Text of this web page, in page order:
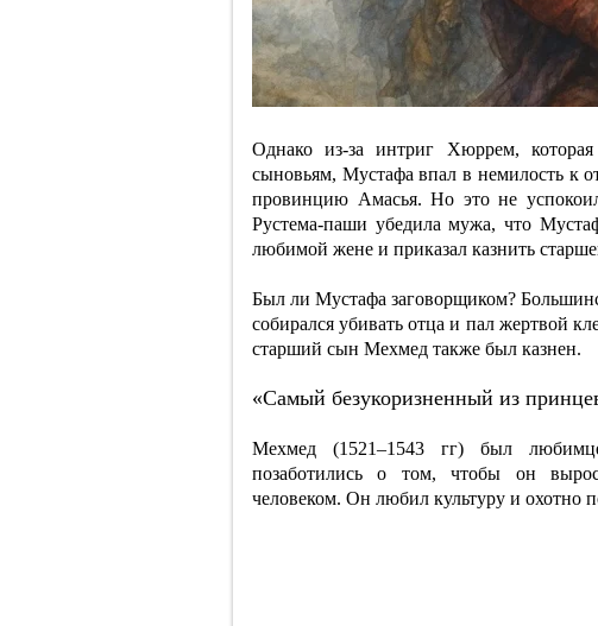
Однако из-за интриг Хюррем,
сыновьям, Мустафа впал в немилость к
провинцию Амасья. Но это не
Рустема-паши убедила мужа, что
любимой жене и приказал казнить
Был ли Мустафа заговорщиком?
собирался убивать отца и пал жертвой
старший сын Мехмед также был казнен.
«Самый безукоризненный из
Мехмед (1521–1543 гг) был
позаботились о том, чтобы он
человеком. Он любил культуру и охотно